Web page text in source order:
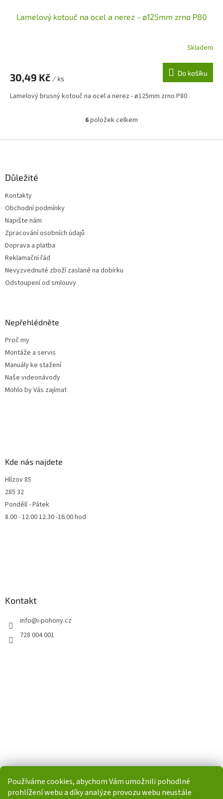
Používáme cookies, abychom Vám umožnili pohodlné
prohlížení webu a díky analýze provozu webu neustále
Lamelový kotouč na ocel a nerez - ø125mm zrno P80
Skladem
30,49 Kč / ks
Do košíku
Lamelový brusný kotouč na ocel a nerez - ø125mm zrno P80
O
l
p
i
6položek celkem
Důležité
Kontakty
Obchodní podmínky
Napište nám
Zpracování osobních údajů
Doprava a platba
Reklamační řád
Nevyzvednuté zboží zaslané na dobírku
Odstoupení od smlouvy
Nepřehlédněte
Proč my
Montáže a servis
Manuály ke stažení
Naše videonávody
Mohlo by Vás zajímat
Kde nás najdete
Hlízov 85
285 32
Pondělí - Pátek
8.00 - 12.00 12.30 -16.00 hod
Kontakt
info@i-pohony.cz
728 004 001